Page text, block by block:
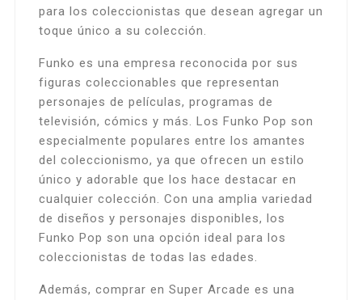
para los coleccionistas que desean agregar un
toque único a su colección.
Funko es una empresa reconocida por sus
figuras coleccionables que representan
personajes de películas, programas de
televisión, cómics y más. Los Funko Pop son
especialmente populares entre los amantes
del coleccionismo, ya que ofrecen un estilo
único y adorable que los hace destacar en
cualquier colección. Con una amplia variedad
de diseños y personajes disponibles, los
Funko Pop son una opción ideal para los
coleccionistas de todas las edades.
Además, comprar en Super Arcade es una